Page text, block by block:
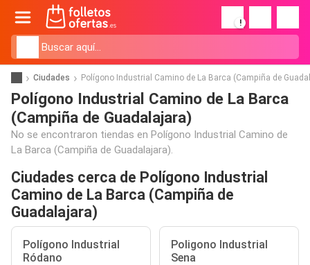
!
Ciudades Polígono Industrial Camino de La Barca (Campiña de
Polígono Industrial Camino de La Barca
(Campiña de Guadalajara)
No se encontraron tiendas en Polígono Industrial Camino de
La Barca (Campiña de Guadalajara).
Ciudades cerca de Polígono Industrial
Camino de La Barca (Campiña de
Guadalajara)
Polígono Industrial
Ródano
Poligono Industrial
Sena